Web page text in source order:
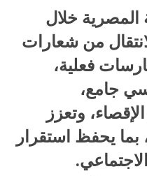
المصرية خلال
من شعارات
فعلية،
جامع،
وتعزز
يحفظ استقرار